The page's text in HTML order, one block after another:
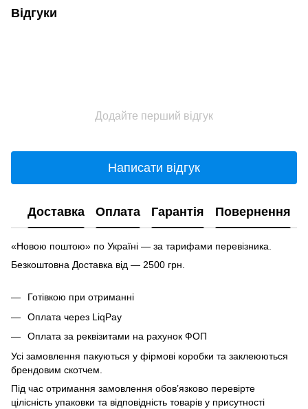
Відгуки
Додайте перший відгук
Написати відгук
Доставка Оплата Гарантія Повернення
«Новою поштою» по Україні — за тарифами перевізника.
Безкоштовна Доставка від — 2500 грн.
Готівкою при отриманні
Оплата через LiqPay
Оплата за реквізитами на рахунок ФОП
Усі замовлення пакуються у фірмові коробки та заклеюються
брендовим скотчем.
Під час отримання замовлення обов’язково перевірте
цілісність упаковки та відповідність товарів у присутності